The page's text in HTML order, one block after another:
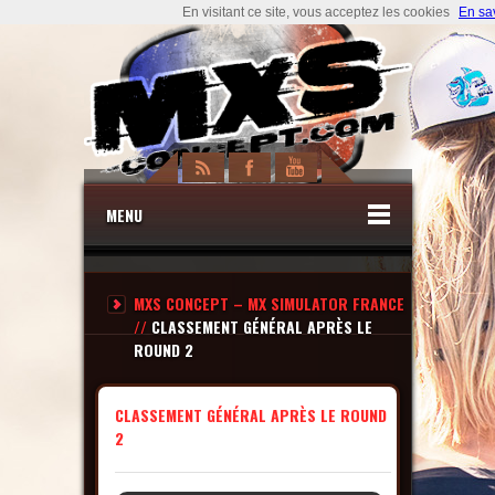
MENU
MXS CONCEPT – MX SIMULATOR FRANCE
// CLASSEMENT GÉNÉRAL APRÈS LE
ROUND 2
CLASSEMENT GÉNÉRAL APRÈS LE ROUND
2
En visitant ce site, vous acceptez les cookies En